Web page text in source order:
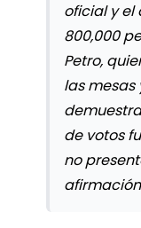
oficial y el
800,000
Petro,
las
de votos
no